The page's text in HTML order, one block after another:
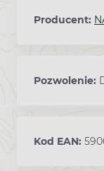
Producent:
Pozwolenie:
Kod EAN: